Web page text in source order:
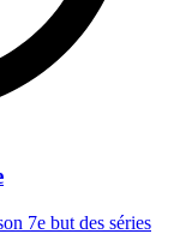
7e but des séries